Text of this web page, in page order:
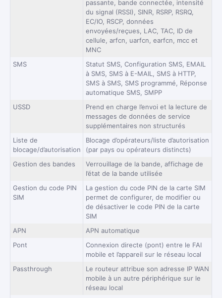
passante, bande connectée, intensité
du signal (RSSI), SINR, RSRP, RSRQ,
EC/IO, RSCP, données
envoyées/reçues, LAC, TAC, ID de
cellule, arfcn, uarfcn, earfcn, mcc et
MNC
SMS
Statut SMS, Configuration SMS, EMAIL
à SMS, SMS à E-MAIL, SMS à HTTP,
SMS à SMS, SMS programmé, Réponse
automatique SMS, SMPP
USSD
Prend en charge l’envoi et la lecture de
messages de données de service
supplémentaires non structurés
Liste de
blocage/d’autorisation
Blocage d’opérateurs/liste d’autorisation
(par pays ou opérateurs distincts)
Gestion des bandes
Verrouillage de la bande, affichage de
l’état de la bande utilisée
Gestion du code PIN
SIM
La gestion du code PIN de la carte SIM
permet de configurer, de modifier ou
de désactiver le code PIN de la carte
SIM
APN
APN automatique
Pont
Connexion directe (pont) entre le FAI
mobile et l’appareil sur le réseau local
Passthrough
Le routeur attribue son adresse IP WAN
mobile à un autre périphérique sur le
réseau local